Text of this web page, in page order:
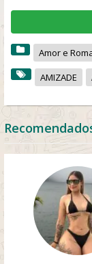
Amor e
AMIZADE